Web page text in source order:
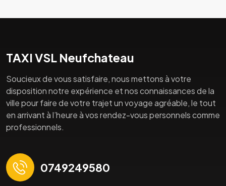
TAXI VSL Neufchateau
Soucieux de vous satisfaire, nous mettons à votre
disposition notre expérience et nos connaissances de la
ville pour faire de votre trajet un voyage agréable, le tout
en arrivant à l’heure à vos rendez-vous personnels comme
professionnels.
0749249580